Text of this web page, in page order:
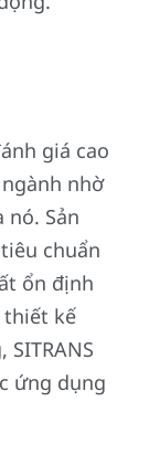
giá cao
nhờ
nó. Sản
chuẩn
ổn định
kế
ứng dụng